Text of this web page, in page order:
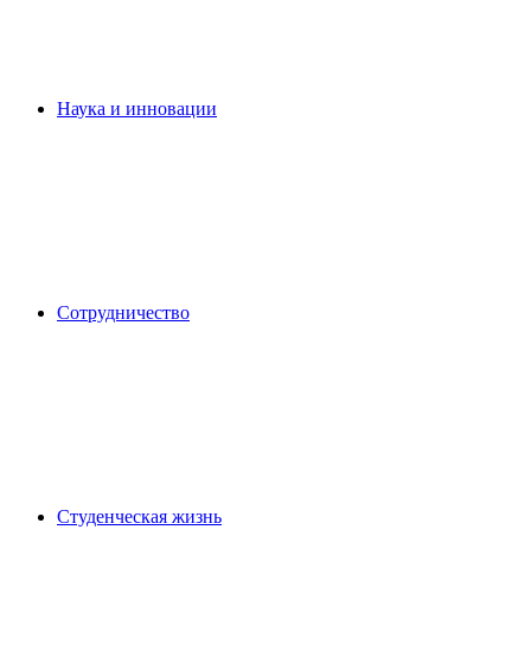
Наука и инновации
Сотрудничество
Студенческая жизнь